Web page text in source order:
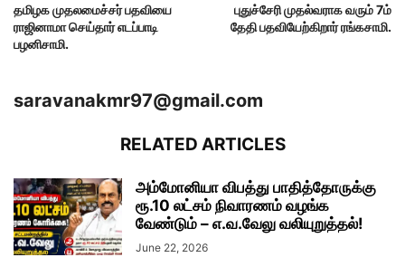
தமிழக முதலமைச்சர் பதவியை
ராஜினாமா செய்தார் எடப்பாடி
பழனிசாமி.
புதுச்சேரி முதல்வராக வரும் 7ம்
தேதி பதவியேற்கிறார் ரங்கசாமி.
saravanakmr97@gmail.com
RELATED ARTICLES
அம்மோனியா விபத்து பாதித்தோருக்கு
ரூ.10 லட்சம் நிவாரணம் வழங்க
வேண்டும் – எ.வ.வேலு வலியுறுத்தல்!
June 22, 2026